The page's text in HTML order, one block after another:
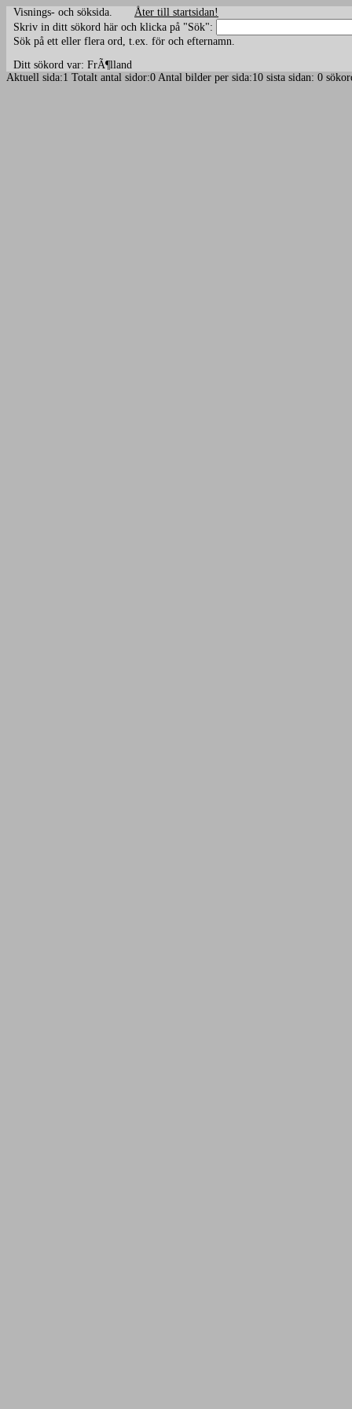
Visnings- och söksida. Åter till startsidan!
Skriv in ditt sökord här och klicka på "Sök":
Sök på ett eller flera ord, t.ex. för och efternamn.
Ditt sökord var: FrÃ¶lland
Aktuell sida:1 Totalt antal sidor:0 Antal bilder per sida:10 sista sidan: 0